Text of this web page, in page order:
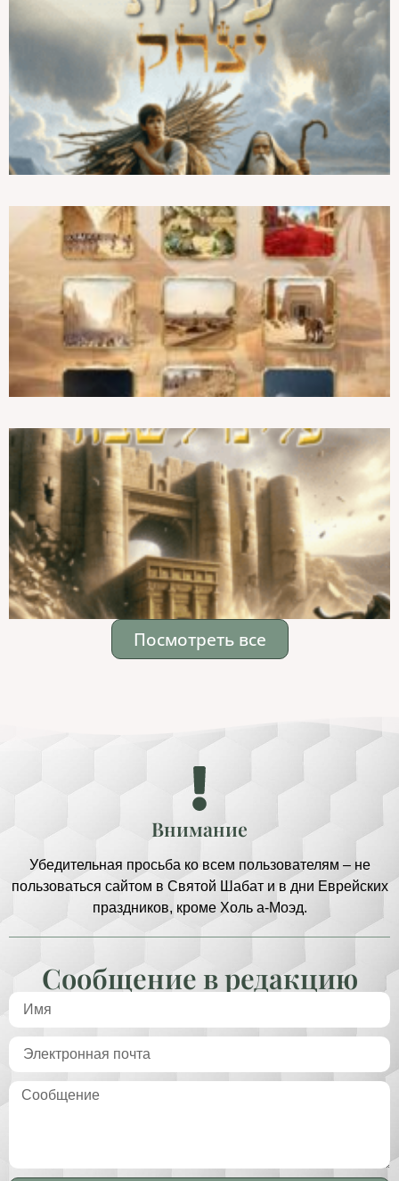
Посмотреть все
Внимание
Убедительная просьба ко всем пользователям – не
пользоваться сайтом в Святой Шабат и в дни Еврейских
праздников, кроме Холь а-Моэд.
Сообщение в редакцию